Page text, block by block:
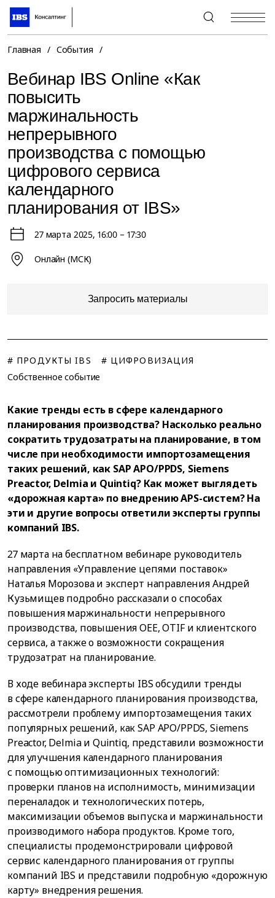
+7 (495) 967-80-80
Главная / События /
Вебинар IBS Online «Как
повысить
маржинальность
непрерывного
производства с помощью
цифрового сервиса
календарного
планирования от IBS»
27 марта 2025, 16:00 – 17:30
Онлайн (МСК)
Запросить материалы
# ПРОДУКТЫ IBS
# ЦИФРОВИЗАЦИЯ
Собственное событие
Какие тренды есть в сфере календарного
планирования производства? Насколько реально
сократить трудозатраты на планирование, в том
числе при необходимости импортозамещения
таких решений, как SAP APO/PPDS, Siemens
Preactor, Delmia и Quintiq? Как может выглядеть
«дорожная карта» по внедрению APS-систем? На
эти и другие вопросы ответили эксперты группы
компаний IBS.
27 марта на бесплатном вебинаре руководитель
направления «Управление цепями поставок»
Наталья Морозова и эксперт направления Андрей
Кузьмищев подробно рассказали о способах
повышения маржинальности непрерывного
производства, повышения OEE, OTIF и клиентского
сервиса, а также о возможности сокращения
трудозатрат на планирование.
В ходе вебинара эксперты IBS обсудили тренды
в сфере календарного планирования производства,
рассмотрели проблему импортозамещения таких
популярных решений, как SAP APO/PPDS, Siemens
Preactor, Delmia и Quintiq, представили возможности
для улучшения календарного планирования
с помощью оптимизационных технологий:
проверки планов на исполнимость, минимизации
переналадок и технологических потерь,
максимизации объемов выпуска и маржинальности
производимого набора продуктов. Кроме того,
специалисты продемонстрировали цифровой
сервис календарного планирования от группы
компаний IBS и представили подробную «дорожную
карту» внедрения решения.